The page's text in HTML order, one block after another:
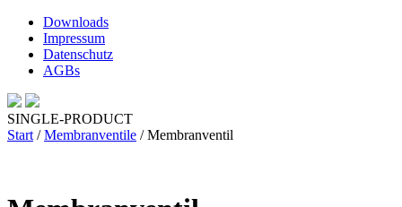
Downloads
Impressum
Datenschutz
AGBs
SINGLE-PRODUCT
Start /Membranventile / Membranventil